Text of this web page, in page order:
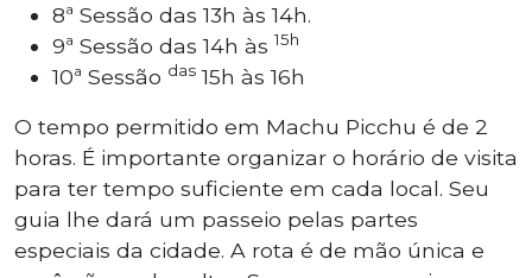
8ª Sessão das 13h às 14h.
9ª Sessão das 14h às 15h
10ª Sessão das 15h às 16h
O tempo permitido em Machu Picchu é de 2
horas. É importante organizar o horário de visita
para ter tempo suficiente em cada local. Seu
guia lhe dará um passeio pelas partes
especiais da cidade. A rota é de mão única e